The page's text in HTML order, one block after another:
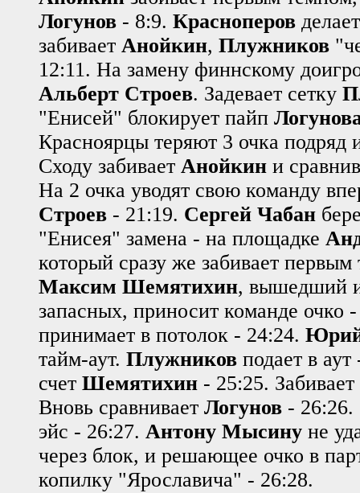
Логунов - 8:9. Красноперов
забивает Анойкин, Плужников
12:11. На замену финнскому
Альберт Строев. Задевает сетку
"Енисей" блокирует пайп
Красноярцы теряют 3 очка подряд
Сходу забивает Анойкин и
На 2 очка уводят свою команду
Строев - 21:19. Сергей Чабан
"Енисея" замена - на площадке
который сразу же забивает
Максим Шемятихин, вышедший
запасных, приносит команде очко
принимает в потолок - 24:24.
тайм-аут. Плужников подает в
счет Шемятихин - 25:25. Забивает
Вновь сравнивает Логунов -
эйс - 26:27. Антону Мысину не
через блок, и решающее очко в
копилку "Ярославича" - 26:28.